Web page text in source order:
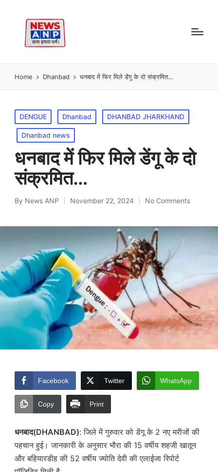
Home Dhanbad धनबाद में फिर मिले डेंगू के दो संक्रमित…
Posted
in
DENGUE Dhanbad DHANBAD JHARKHAND
Dhanbad news
धनबाद में फिर मिले डेंगू के दो
संक्रमित…
Posted
By News ANP November 22, 2024 No Comments
Facebook Twitter WhatsApp
Copy Print
धनबाद(DHANBAD): जिले में गुरुवार को डेंगू के 2 नए मरीजों की
पहचान हुई। जानकारी के अनुसार भौरा की 15 वर्षीय शहजी खातून
और बहियारडीह की 52 वर्षीय ज्योति देवी की एलाईजा रिपोर्ट